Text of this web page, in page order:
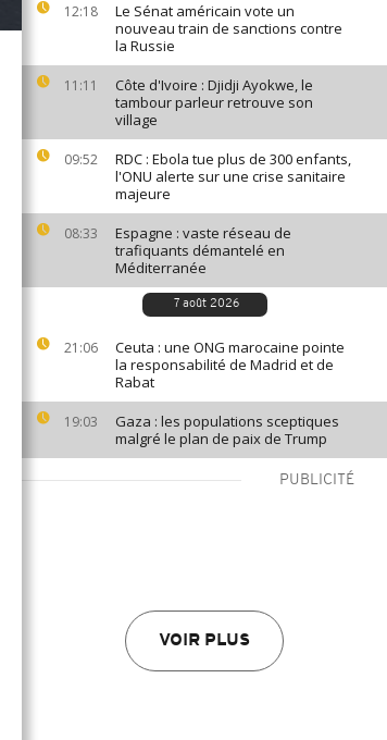
12:18
Le Sénat américain vote un
nouveau train de sanctions contre
la Russie
11:11
Côte d'Ivoire : Djidji Ayokwe, le
tambour parleur retrouve son
village
09:52
RDC : Ebola tue plus de 300 enfants,
l'ONU alerte sur une crise sanitaire
majeure
08:33
Espagne : vaste réseau de
trafiquants démantelé en
Méditerranée
7 août 2026
21:06
Ceuta : une ONG marocaine pointe
la responsabilité de Madrid et de
Rabat
19:03
Gaza : les populations sceptiques
malgré le plan de paix de Trump
PUBLICITÉ
VOIR PLUS